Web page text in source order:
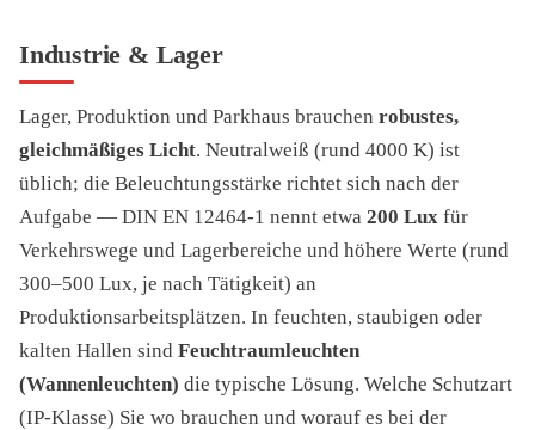
Industrie & Lager
Lager, Produktion und Parkhaus brauchen robustes,
gleichmäßiges Licht. Neutralweiß (rund 4000 K) ist
üblich; die Beleuchtungsstärke richtet sich nach der
Aufgabe — DIN EN 12464-1 nennt etwa 200 Lux für
Verkehrswege und Lagerbereiche und höhere Werte (rund
300–500 Lux, je nach Tätigkeit) an
Produktionsarbeitsplätzen. In feuchten, staubigen oder
kalten Hallen sind Feuchtraumleuchten
(Wannenleuchten) die typische Lösung. Welche Schutzart
(IP-Klasse) Sie wo brauchen und worauf es bei der